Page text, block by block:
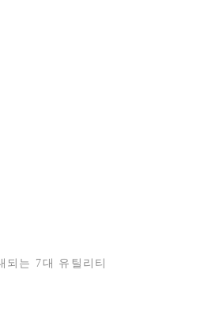
되는 7대 유틸리티